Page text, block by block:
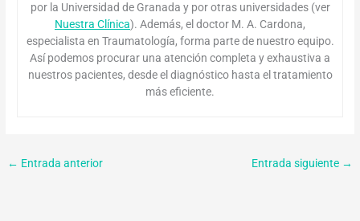
por la Universidad de Granada y por otras universidades (ver
Nuestra Clínica). Además, el doctor M. A. Cardona,
especialista en Traumatología, forma parte de nuestro equipo.
Así podemos procurar una atención completa y exhaustiva a
nuestros pacientes, desde el diagnóstico hasta el tratamiento
más eficiente.
← Entrada anterior Entrada siguiente →